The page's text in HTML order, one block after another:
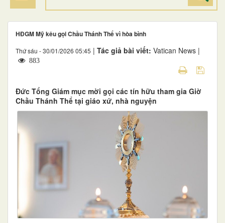
HĐGM Mỹ kêu gọi Chầu Thánh Thể vì hòa bình
Thứ sáu - 30/01/2026 05:45 | Tác giả bài viết: Vatican News |
883
Đức Tổng Giám mục mời gọi các tín hữu tham gia Giờ
Chầu Thánh Thể tại giáo xứ, nhà nguyện